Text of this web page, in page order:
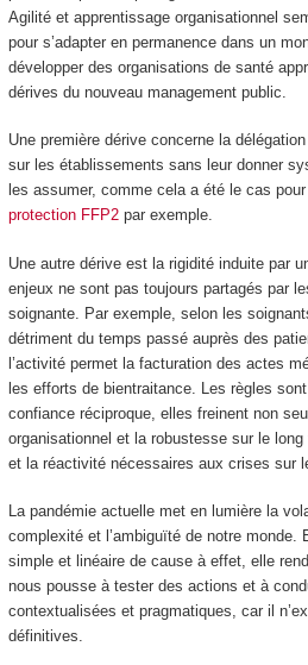
Agilité et apprentissage organisationnel
pour s’adapter en permanence dans un
développer des organisations de santé
dérives du nouveau management public.
Une première dérive concerne la
sur les établissements sans leur donner
les assumer, comme cela a été le cas pour
protection FFP2par exemple.
Une autre dérive est la rigidité induite par
enjeux ne sont pas toujours partagés par
soignante. Par exemple, selon les
détriment du temps passé auprès des
l’activité permet la facturation des actes
les efforts de bientraitance. Les règles
confiance réciproque, elles freinent non
organisationnel et la robustesse sur le
et la réactivité nécessaires aux crises sur
La pandémie actuelle met en lumière la
complexité et l’ambiguïté de notre monde.
simple et linéaire de cause à effet, elle
nous pousse à tester des actions et à
contextualisées et pragmatiques, car il
définitives.